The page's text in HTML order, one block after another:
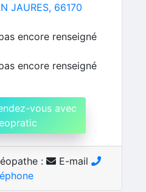
JAURES, 66170
encore renseigné
encore renseigné
vous avec
:
E-mail